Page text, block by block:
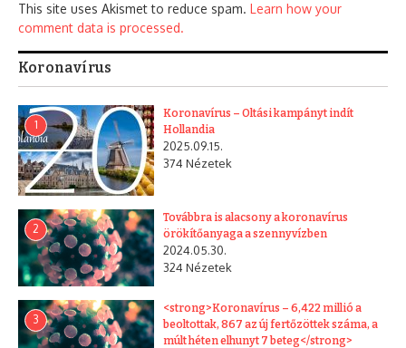
This site uses Akismet to reduce spam. Learn how your
comment data is processed.
Koronavírus
1
Koronavírus – Oltási kampányt indít
Hollandia
2025.09.15.
374 Nézetek
2
Továbbra is alacsony a koronavírus
örökítőanyaga a szennyvízben
2024.05.30.
324 Nézetek
3
<strong>Koronavírus – 6,422 millió a
beoltottak, 867 az új fertőzöttek száma, a
múlt héten elhunyt 7 beteg</strong>